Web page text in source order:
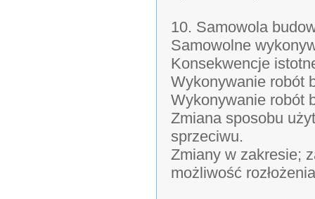
10. Samowola
Samowolne
Konsekwencje
Wykonywanie robót
Wykonywanie robót
Zmiana sposobu
sprzeciwu.
Zmiany w zakresie;
możliwość